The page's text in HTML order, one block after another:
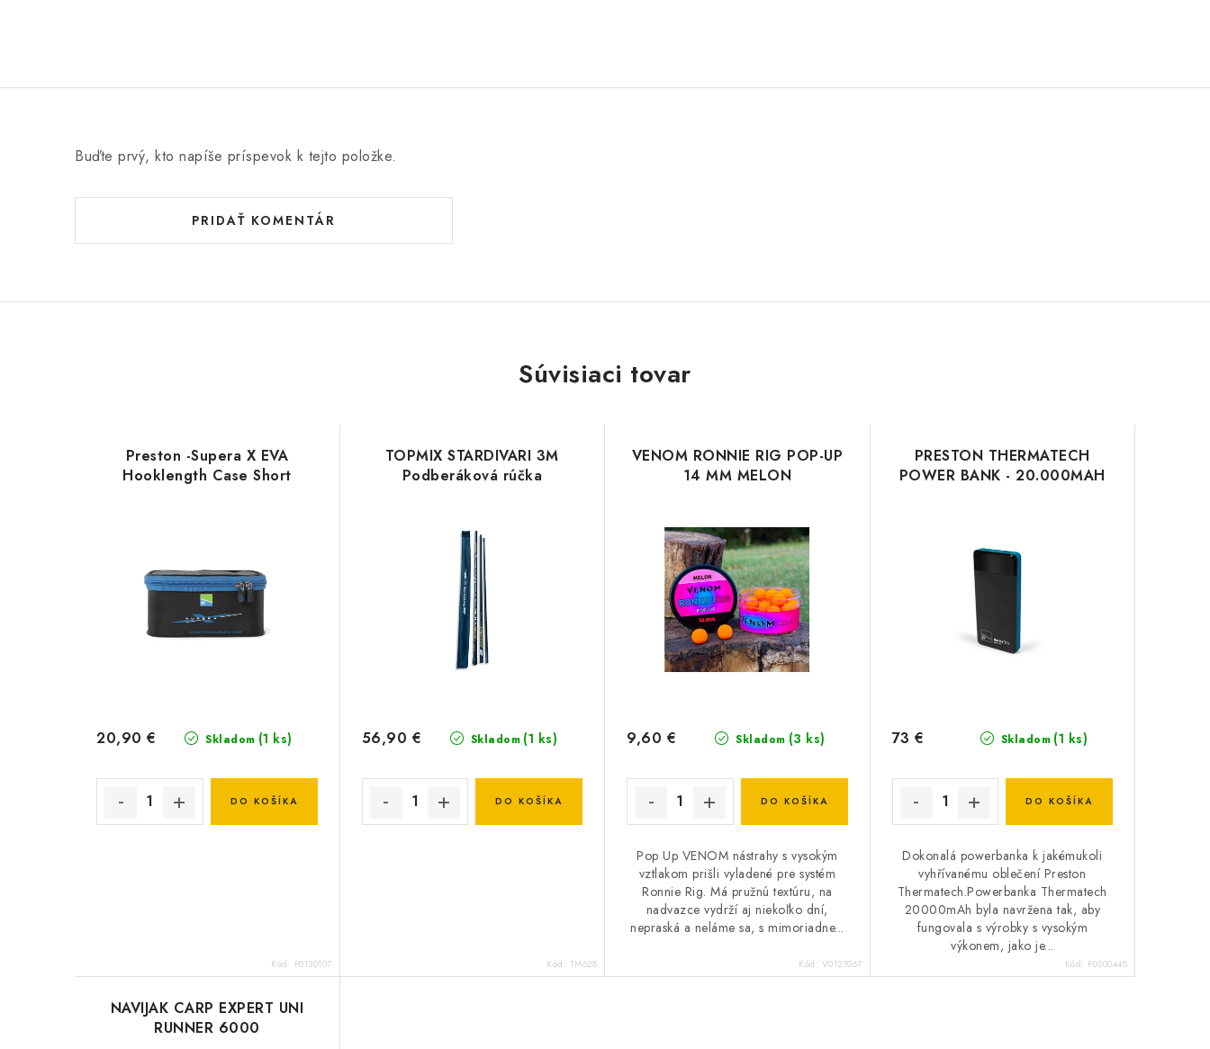
Buďte prvý, kto napíše príspevok k tejto položke.
PRIDAŤ KOMENTÁR
Súvisiaci tovar
Preston -Supera X EVA
Hooklength Case Short
Skladom (1 ks)
20,90 €
DO KOŠÍKA
Kód: P0130107
TOPMIX STARDIVARI 3M
Podberáková rúčka
Skladom (1 ks)
56,90 €
DO KOŠÍKA
Kód: TM628
VENOM RONNIE RIG POP-UP
14 MM MELON
Skladom (3 ks)
9,60 €
DO KOŠÍKA
Pop Up VENOM nástrahy s vysokým
vztlakom prišli vyladené pre systém
Ronnie Rig. Má pružnú textúru, na
nadvazce vydrží aj niekoľko dní,
nepraská a neláme sa, s mimoriadne...
Kód: V0127067
PRESTON THERMATECH
POWER BANK - 20.000MAH
Skladom (1 ks)
73 €
DO KOŠÍKA
Dokonalá powerbanka k jakémukoli
vyhřívanému oblečení Preston
Thermatech.Powerbanka Thermatech
20000mAh byla navržena tak, aby
fungovala s výrobky s vysokým
výkonem, jako je...
Kód: P0200448
NAVIJAK CARP EXPERT UNI
RUNNER 6000